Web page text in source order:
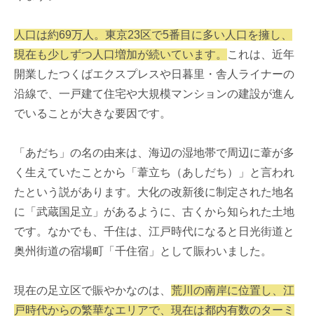
人口は約69万人。東京23区で5番目に多い人口を擁し、
現在も少しずつ人口増加が続いています。
これは、近年
開業したつくばエクスプレスや日暮里・舎人ライナーの
沿線で、一戸建て住宅や大規模マンションの建設が進ん
でいることが大きな要因です。
「あだち」の名の由来は、海辺の湿地帯で周辺に葦が多
く生えていたことから「葦立ち（あしだち）」と言われ
たという説があります。大化の改新後に制定された地名
に「武蔵国足立」があるように、古くから知られた土地
です。なかでも、千住は、江戸時代になると日光街道と
奥州街道の宿場町「千住宿」として賑わいました。
現在の足立区で賑やかなのは、 荒川の南岸に位置し、江
戸時代からの繁華なエリアで、現在は都内有数のターミ